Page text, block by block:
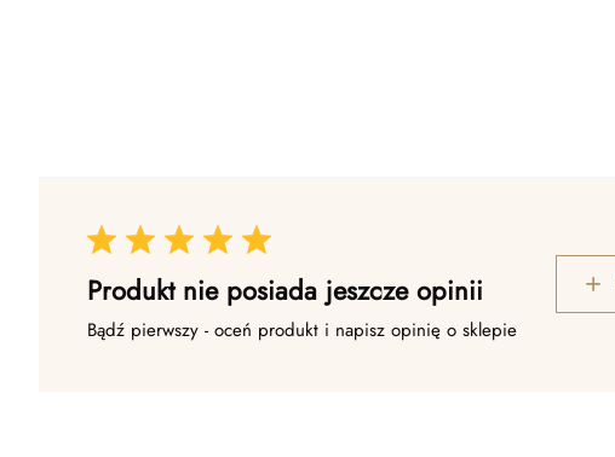
Produkt nie posiada jeszcze opinii
Bądź pierwszy - oceń produkt i napisz opinię o sklepie